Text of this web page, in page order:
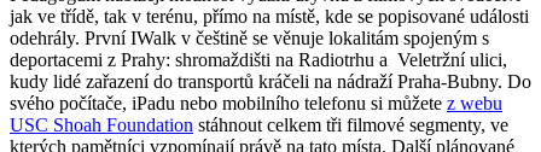
jak ve třídě, tak v terénu, přímo na místě, kde se popisované události
odehrály. První IWalk v češtině se věnuje lokalitám spojeným s
deportacemi z Prahy: shromaždišti na Radiotrhu a Veletržní ulici,
kudy lidé zařazení do transportů kráčeli na nádraží Praha-Bubny. Do
svého počítače, iPadu nebo mobilního telefonu si můžete z webu
USC Shoah Foundation stáhnout celkem tři filmové segmenty, ve
kterých pamětníci vzpomínají právě na tato místa. Další plánované